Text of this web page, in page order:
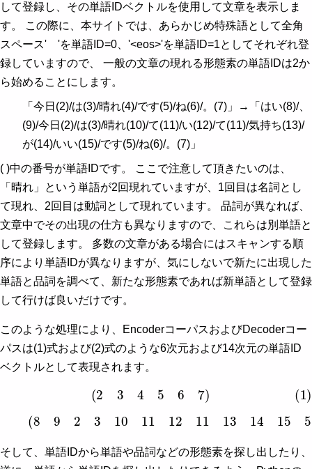
して登録し、その単語IDベクトルを使用して文章を表示しま
す。 この際に、本サイトでは、あらかじめ特殊語として全角
スペース' 'を単語ID=0、'<eos>'を単語ID=1としてそれぞれ登
録していますので、 一般の文章の現れる形態素の単語IDは2か
ら始めることにします。
「今日(2)/は(3)/晴れ(4)/です(5)/ね(6)/。(7)」→「はい(8)/、
(9)/今日(2)/は(3)/晴れ(10)/て(11)/い(12)/て(11)/気持ち(13)/
が(14)/いい(15)/です(5)/ね(6)/。(7)」
( )中の番号が単語IDです。 ここで注意して頂きたいのは、
「晴れ」という単語が2回現れていますが、1回目は名詞とし
て現れ、2回目は動詞として現れています。 品詞が異なれば、
文章中でその出現の仕方も異なりますので、これらは別単語と
して登録します。 多数の文章がある場合にはスキャンする順
序により単語IDが異なりますが、気にしないで新たに出現した
単語と品詞を調べて、新たな形態素であれば新単語として登録
して行けば良いだけです。
このような処理により、EncoderコーパスおよびDecoderコー
パスは(1)式および(2)式のような6次元および14次元の単語ID
ベクトルとして表現されます。
(1) 23 5 7)
(2)
(89 3 10 1112 11 14 1556 )
そして、単語IDから単語や品詞などの形態素を探し出したり、